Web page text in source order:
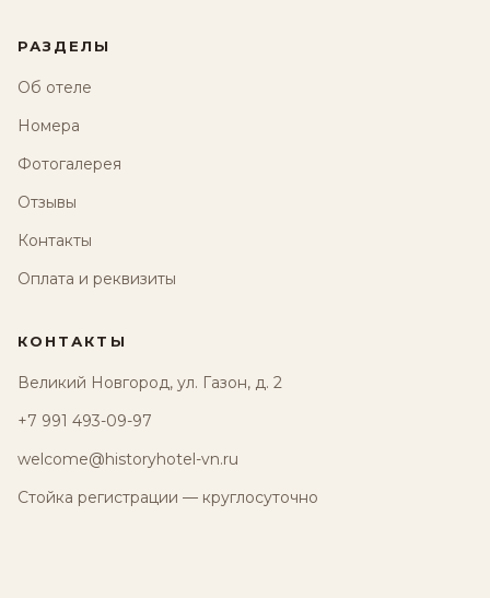
РАЗДЕЛЫ
Об отеле
Номера
Фотогалерея
Отзывы
Контакты
Оплата и реквизиты
КОНТАКТЫ
Великий Новгород, ул. Газон, д. 2
+7 991 493-09-97
welcome@historyhotel-vn.ru
Стойка регистрации — круглосуточно